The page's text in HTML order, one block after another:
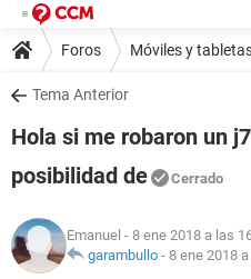
Foros Móviles y
Tema Anterior
Hola si me robaron un
posibilidad de
Cerrado
Emanuel - 8 ene 2018 a las
garambullo - 8 ene 2018